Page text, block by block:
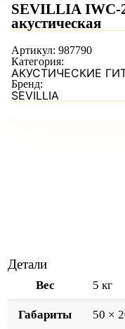
SEVILLIA IWC-
акустическая
Артикул: 987790
Категория:
АКУСТИЧЕСКИЕ
Бренд:
SEVILLIA
Детали
Вес 5 кг
Габариты 50 ×